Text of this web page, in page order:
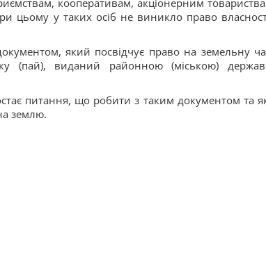
кооперативам, акціонерним
цьому у таких осіб не виникло право
який посвідчує право на земельну
(пай), виданий районною (міською)
питання, що робити з таким документом та
землю.